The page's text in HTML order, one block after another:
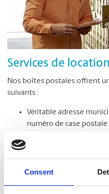
Consent
Services de
Nos boîtes postales offrent
suivants :
Véritable adresse
numéro de case postale
Accès sécuritaire à
jour et nuit*